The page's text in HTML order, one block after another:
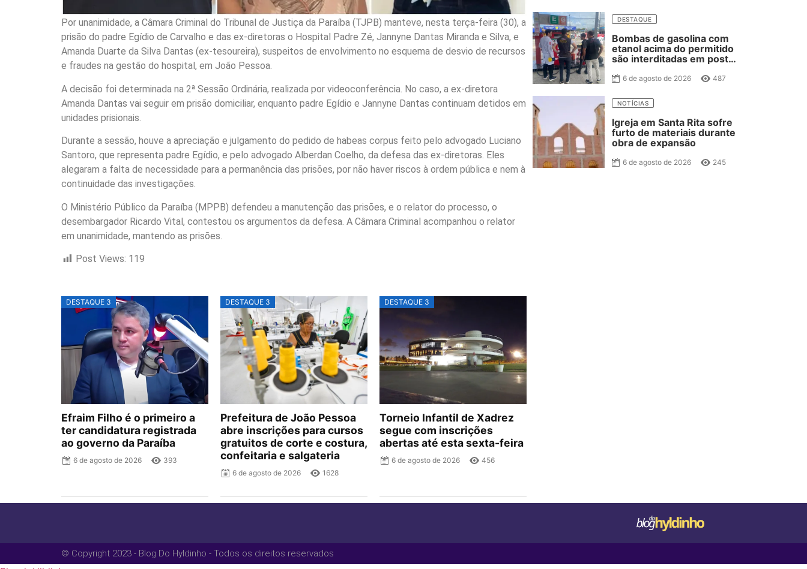
Por unanimidade, a Câmara Criminal do Tribunal de Justiça da Paraíba (TJPB) manteve, nesta terça-feira (30), a
prisão do padre Egídio de Carvalho e das ex-diretoras o Hospital Padre Zé, Jannyne Dantas Miranda e Silva, e
Amanda Duarte da Silva Dantas (ex-tesoureira), suspeitos de envolvimento no esquema de desvio de recursos
e fraudes na gestão do hospital, em João Pessoa.
A decisão foi determinada na 2ª Sessão Ordinária, realizada por videoconferência. No caso, a ex-diretora
Amanda Dantas vai seguir em prisão domiciliar, enquanto padre Egídio e Jannyne Dantas continuam detidos em
unidades prisionais.
Durante a sessão, houve a apreciação e julgamento do pedido de habeas corpus feito pelo advogado Luciano
Santoro, que representa padre Egídio, e pelo advogado Alberdan Coelho, da defesa das ex-diretoras. Eles
alegaram a falta de necessidade para a permanência das prisões, por não haver riscos à ordem pública e nem à
continuidade das investigações.
O Ministério Público da Paraíba (MPPB) defendeu a manutenção das prisões, e o relator do processo, o
desembargador Ricardo Vital, contestou os argumentos da defesa. A Câmara Criminal acompanhou o relator
em unanimidade, mantendo as prisões.
Post Views: 119
DESTAQUE 3
Efraim Filho é o primeiro a
ter candidatura registrada
ao governo da Paraíba
6 de agosto de 2026 393
DESTAQUE 3
Prefeitura de João Pessoa
abre inscrições para cursos
gratuitos de corte e costura,
confeitaria e salgateria
6 de agosto de 2026 1628
DESTAQUE 3
Torneio Infantil de Xadrez
segue com inscrições
abertas até esta sexta-feira
6 de agosto de 2026 456
DESTAQUE
Bombas de gasolina com
etanol acima do permitido
são interditadas em posto
6 de agosto de 2026 487
NOTÍCIAS
Igreja em Santa Rita sofre
furto de materiais durante
obra de expansão
6 de agosto de 2026 245
© Copyright 2023 - Blog Do Hyldinho - Todos os direitos reservados